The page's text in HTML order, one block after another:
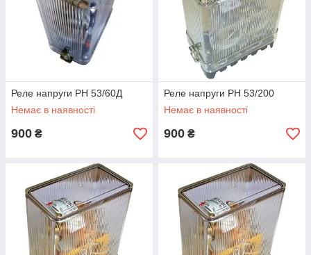
Реле напруги РН 53/60Д
Немає в наявності
900 ₴
Реле напруги РН 53/200
Немає в наявності
900 ₴